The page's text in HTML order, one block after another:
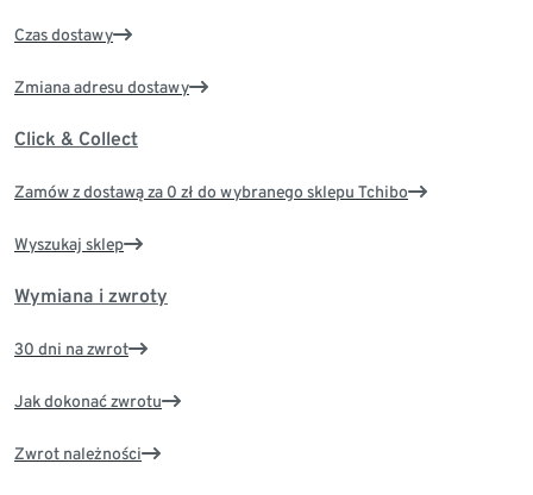
Czas dostawy
Zmiana adresu dostawy
Click & Collect
Zamów z dostawą za 0 zł do wybranego sklepu Tchibo
Wyszukaj sklep
Wymiana i zwroty
30 dni na zwrot
Jak dokonać zwrotu
Zwrot należności